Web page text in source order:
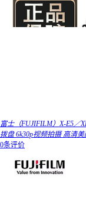
富士（FUJIFILM）X-E5／
拨盘 6k30p视频拍摄 高清
0条评价